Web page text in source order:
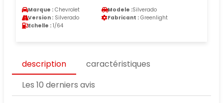
Marque : Chevrolet Modele :Silverado
Version : Silverado Fabricant : Greenlight
Echelle : 1/64
description
caractéristiques
Les 10 derniers avis